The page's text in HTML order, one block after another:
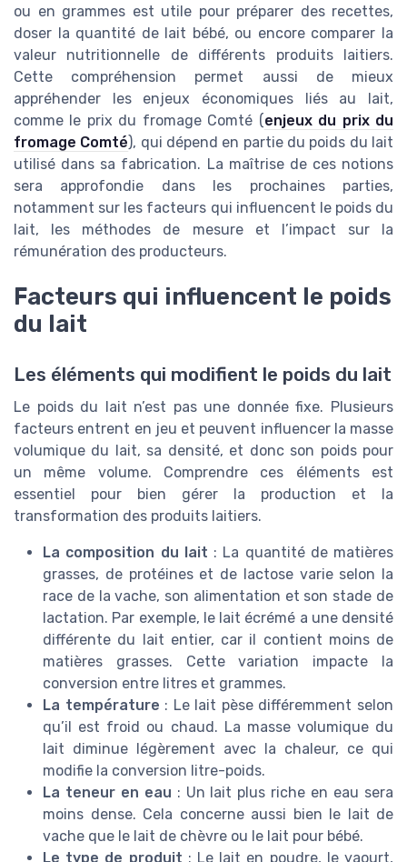
ou en grammes est utile pour préparer des recettes,
doser la quantité de lait bébé, ou encore comparer la
valeur nutritionnelle de différents produits laitiers.
Cette compréhension permet aussi de mieux
appréhender les enjeux économiques liés au lait,
comme le prix du fromage Comté (enjeux du prix du
fromage Comté), qui dépend en partie du poids du lait
utilisé dans sa fabrication. La maîtrise de ces notions
sera approfondie dans les prochaines parties,
notamment sur les facteurs qui influencent le poids du
lait, les méthodes de mesure et l’impact sur la
rémunération des producteurs.
Facteurs qui influencent le poids
du lait
Les éléments qui modifient le poids du lait
Le poids du lait n’est pas une donnée fixe. Plusieurs
facteurs entrent en jeu et peuvent influencer la masse
volumique du lait, sa densité, et donc son poids pour
un même volume. Comprendre ces éléments est
essentiel pour bien gérer la production et la
transformation des produits laitiers.
La composition du lait : La quantité de matières
grasses, de protéines et de lactose varie selon la
race de la vache, son alimentation et son stade de
lactation. Par exemple, le lait écrémé a une densité
différente du lait entier, car il contient moins de
matières grasses. Cette variation impacte la
conversion entre litres et grammes.
La température : Le lait pèse différemment selon
qu’il est froid ou chaud. La masse volumique du
lait diminue légèrement avec la chaleur, ce qui
modifie la conversion litre-poids.
La teneur en eau : Un lait plus riche en eau sera
moins dense. Cela concerne aussi bien le lait de
vache que le lait de chèvre ou le lait pour bébé.
Le type de produit : Le lait en poudre, le yaourt,